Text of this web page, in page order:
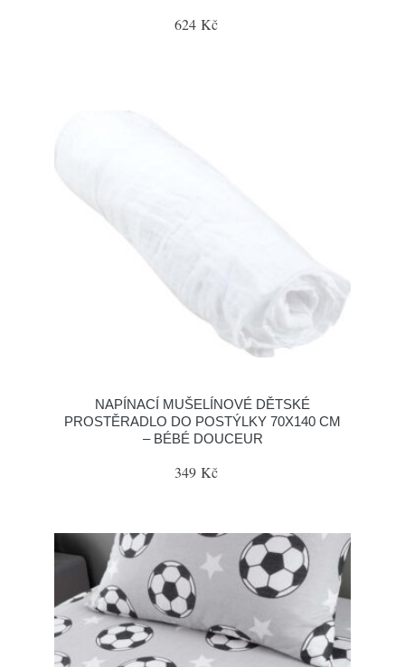
624 Kč
NAPÍNACÍ MUŠELÍNOVÉ DĚTSKÉ
PROSTĚRADLO DO POSTÝLKY 70X140 CM
– BÉBÉ DOUCEUR
349 Kč